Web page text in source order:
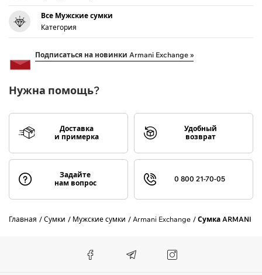
Все Мужские сумки
Категория
Подписаться на новинки Armani Exchange »
Нужна помощь?
Доставка
и примерка
Удобный
возврат
Задайте
нам вопрос
0 800 21-70-05
Главная Сумки Мужские сумки Armani Exchange Сумка ARMANI